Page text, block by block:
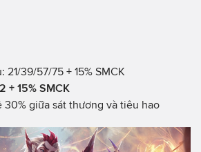
21/39/57/75 + 15% SMCK
+ 15% SMCK
30% giữa sát thương và tiêu hao